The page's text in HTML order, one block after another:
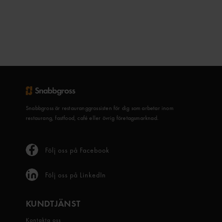
Snabbgross är restauranggrossisten för dig som arbetar inom
restaurang, fastfood, café eller övrig företagsmarknad.
Följ oss på Facebook
Följ oss på LinkedIn
KUNDTJÄNST
Kontakta oss